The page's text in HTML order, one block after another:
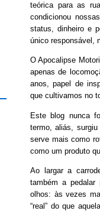
teórica para as
condicionou
status, dinheiro e
único responsável,
O Apocalipse
apenas de
anos, papel de
que cultivamos no
Este blog nunca
termo, aliás,
serve mais como
como um produto
Ao largar a
também a pedalar
olhos: às vezes
“real” do que